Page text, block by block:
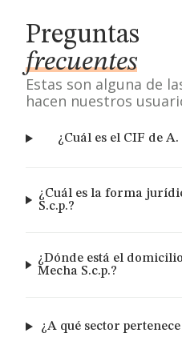
Preguntas
frecuentes
Estas son alguna de
hacen nuestros
¿Cuál es el CIF de
¿Cuál es la forma
S.c.p.?
¿Dónde está el
Mecha S.c.p.?
¿A qué sector